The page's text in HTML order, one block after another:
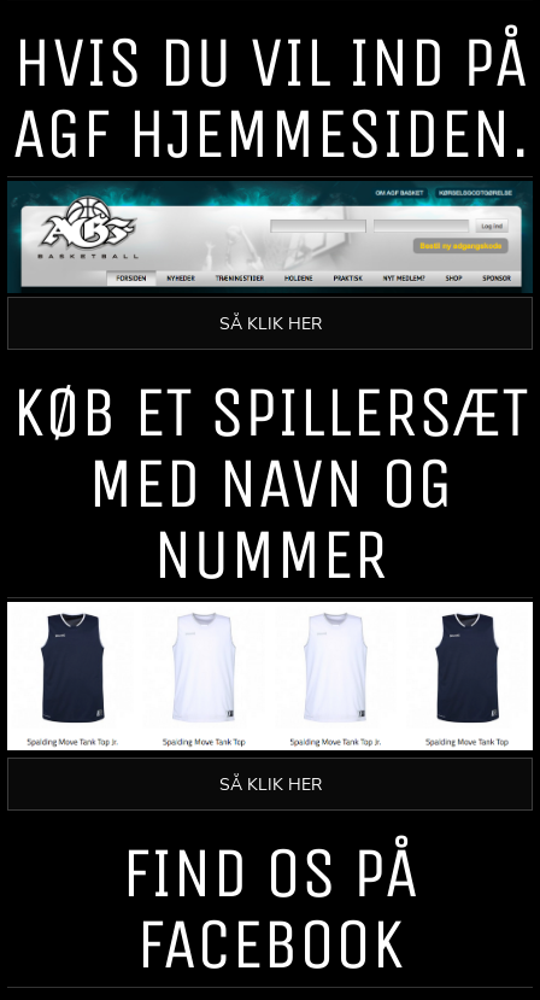
HVIS DU VIL IND PÅ
AGF HJEMMESIDEN.
SÅ KLIK HER
KØB ET SPILLERSÆT
MED NAVN OG
NUMMER
SÅ KLIK HER
FIND OS PÅ
FACEBOOK